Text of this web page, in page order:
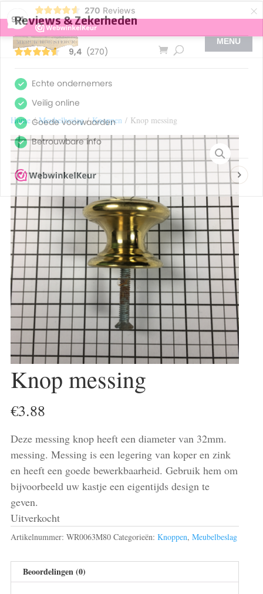
9,4
270 Reviews ×
Home/Meubelbeslag/Knoppen / Knop messing
Knop messing
€3.88
Deze messing knop heeft een diameter van 32mm.
messing. Messing is een legering van koper en zink
en heeft een goede bewerkbaarheid. Gebruik hem om
bijvoorbeeld uw kastje een eigentijds design te
geven.
Uitverkocht
Artikelnummer: WR0063M80 Categorieën: Knoppen Meubelbeslag
Beoordelingen (0)